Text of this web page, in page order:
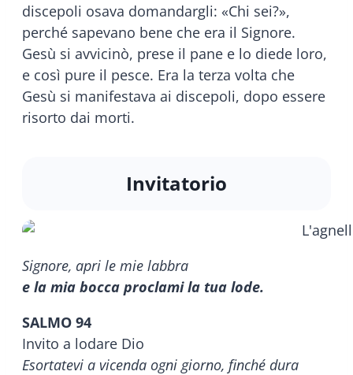
discepoli osava domandargli: «Chi sei?»,
perché sapevano bene che era il Signore.
Gesù si avvicinò, prese il pane e lo diede loro,
e così pure il pesce. Era la terza volta che
Gesù si manifestava ai discepoli, dopo essere
risorto dai morti.
Invitatorio
Signore, apri le mie labbra
e la mia bocca proclami la tua lode.
SALMO 94
Invito a lodare Dio
Esortatevi a vicenda ogni giorno, finché dura